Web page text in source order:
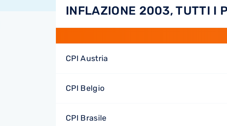
INFLAZIONE 2003, TUTTI I
CPI Austria
CPI Belgio
CPI Brasile